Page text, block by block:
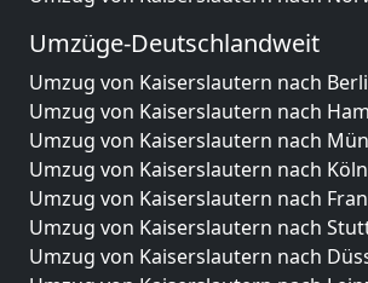
Umzüge-Deutschlandweit
Umzug von Kaiserslautern nach
Umzug von Kaiserslautern nach
Umzug von Kaiserslautern nach
Umzug von Kaiserslautern nach Köln
Umzug von Kaiserslautern nach
Umzug von Kaiserslautern nach
Umzug von Kaiserslautern nach